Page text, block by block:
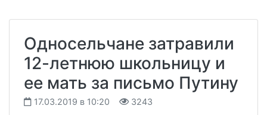
Односельчане затравили
12-летнюю школьницу и
ее мать за письмо Путину
17.03.2019 в 10:20 3243